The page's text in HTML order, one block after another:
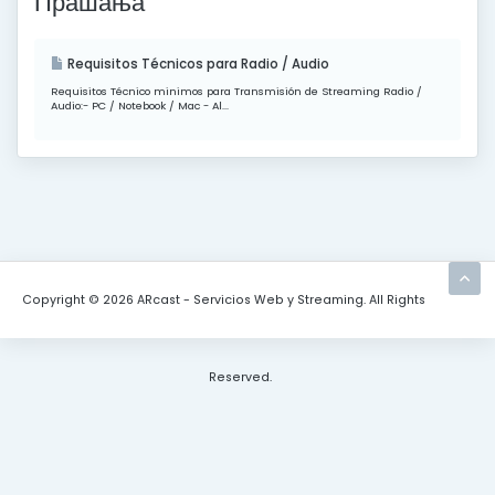
Requisitos Técnicos para Radio / Audio
Requisitos Técnico minimos para Transmisión de Streaming Radio /
Audio:- PC / Notebook / Mac - Al...
Copyright © 2026 ARcast - Servicios Web y Streaming. All Rights
Reserved.